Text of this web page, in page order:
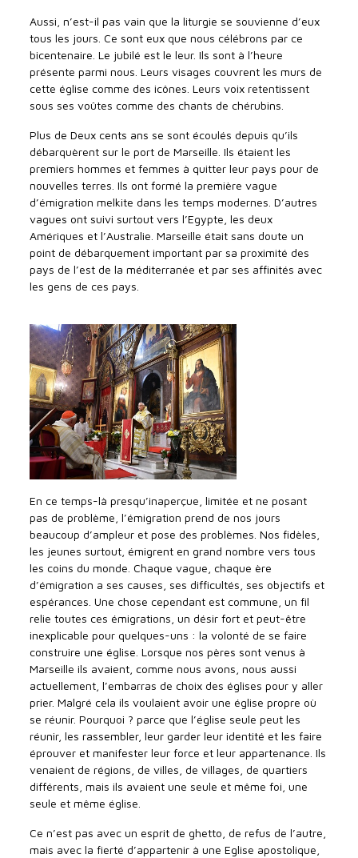
Aussi, n’est-il pas vain que la liturgie se souvienne d’eux
tous les jours. Ce sont eux que nous célébrons par ce
bicentenaire. Le jubilé est le leur. Ils sont à l’heure
présente parmi nous. Leurs visages couvrent les murs de
cette église comme des icônes. Leurs voix retentissent
sous ses voûtes comme des chants de chérubins.
Plus de Deux cents ans se sont écoulés depuis qu’ils
débarquèrent sur le port de Marseille. Ils étaient les
premiers hommes et femmes à quitter leur pays pour de
nouvelles terres. Ils ont formé la première vague
d’émigration melkite dans les temps modernes. D’autres
vagues ont suivi surtout vers l’Egypte, les deux
Amériques et l’Australie. Marseille était sans doute un
point de débarquement important par sa proximité des
pays de l’est de la méditerranée et par ses affinités avec
les gens de ces pays.
En ce temps-là presqu’inaperçue, limitée et ne posant
pas de problème, l’émigration prend de nos jours
beaucoup d’ampleur et pose des problèmes. Nos fidèles,
les jeunes surtout, émigrent en grand nombre vers tous
les coins du monde. Chaque vague, chaque ère
d’émigration a ses causes, ses difficultés, ses objectifs et
espérances. Une chose cependant est commune, un fil
relie toutes ces émigrations, un désir fort et peut-être
inexplicable pour quelques-uns : la volonté de se faire
construire une église. Lorsque nos pères sont venus à
Marseille ils avaient, comme nous avons, nous aussi
actuellement, l’embarras de choix des églises pour y aller
prier. Malgré cela ils voulaient avoir une église propre où
se réunir. Pourquoi ? parce que l’église seule peut les
réunir, les rassembler, leur garder leur identité et les faire
éprouver et manifester leur force et leur appartenance. Ils
venaient de régions, de villes, de villages, de quartiers
différents, mais ils avaient une seule et même foi, une
seule et même église.
Ce n’est pas avec un esprit de ghetto, de refus de l’autre,
mais avec la fierté d’appartenir à une Eglise apostolique,